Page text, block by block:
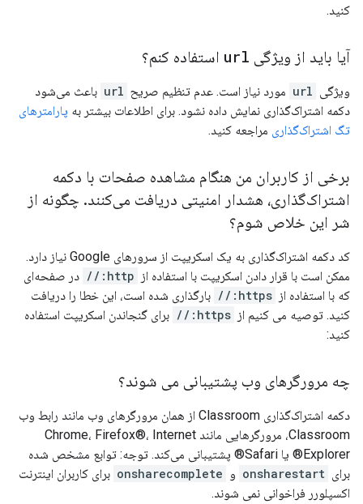
کنید.
آیا باید از ویژگی url استفاده کنم؟
ویژگی url مورد نیاز است. عدم تنظیم صریح url باعث می‌شود
دکمه اشتراک‌گذاری نمایش داده نشود. برای اطلاعات بیشتر به پارامترهای
تگ اشتراک‌گذاری مراجعه کنید.
برخی از کاربران من هنگام مشاهده صفحات با دکمه
اشتراک‌گذاری، هشدار امنیتی دریافت می‌کنند. چگونه از
شر این خلاص شوم؟
کد دکمه اشتراک‌گذاری به یک اسکریپت از سرورهای Google نیاز دارد.
ممکن است با قرار دادن اسکریپت با استفاده از http://
در صفحه‌ای
که با استفاده از https://
بارگذاری شده است، این خطا را دریافت
کنید. توصیه می کنیم از https://
برای گنجاندن اسکریپت استفاده
کنید:
چه مرورگرهای وب پشتیبانی می شوند؟
دکمه اشتراک‌گذاری Classroom از همان مرورگرهای وب مانند رابط وب
Classroom، مرورگرهایی مانند Chrome، Firefox®، Internet
Explorer® یا Safari® پشتیبانی می‌کند. توجه: توابع مشخص شده
برای onsharestart و onsharecomplete برای کاربران اینترنت
اکسپلورر فراخوانی نمی شوند.